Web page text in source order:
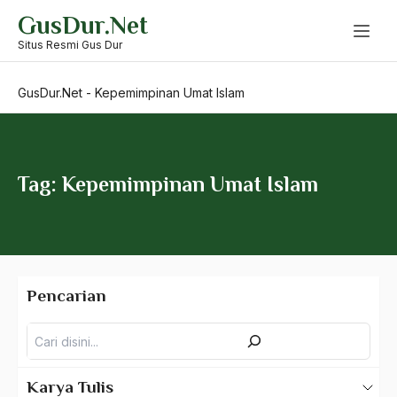
content
GusDur.Net
Situs Resmi Gus Dur
GusDur.Net - Kepemimpinan Umat Islam
Tag: Kepemimpinan Umat Islam
Pencarian
Karya Tulis
Kemisskinan
Kemurahan hati
Ken Arok
kentongan
Kepekaan
kepemimpinan